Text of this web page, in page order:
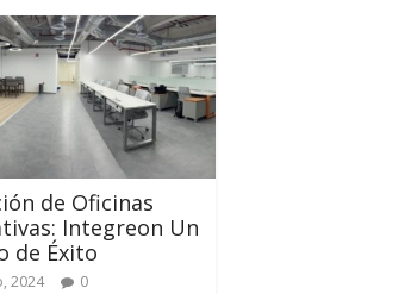
de Oficinas
Integreon Un
de Éxito
2024 0